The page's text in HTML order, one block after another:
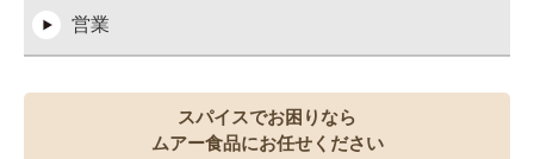
営業
スパイスでお困りなら
ムアー食品にお任せください